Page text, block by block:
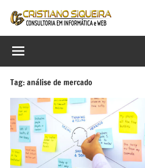
para
o
conteúdo
Cristiano
Siqueira
Consultoria
em
Informática
e
Web
Informática,
Web
e
Tag:análise de mercado